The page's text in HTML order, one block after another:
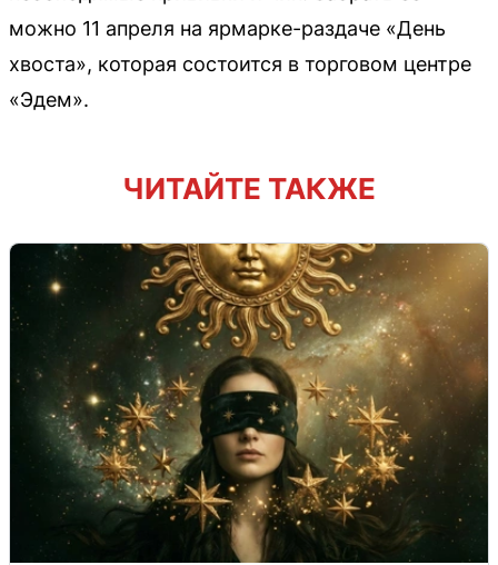
можно 11 апреля на ярмарке-раздаче «День
хвоста», которая состоится в торговом центре
«Эдем».
ЧИТАЙТЕ ТАКЖЕ